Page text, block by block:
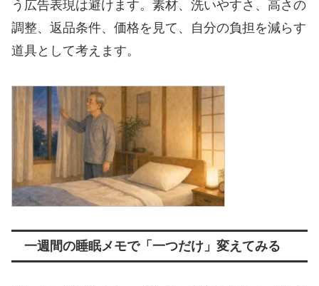
う広告表現は避けます。素材、洗いやすさ、高さの
調整、返品条件、価格を見て、自分の負担を減らす
道具として考えます。
一週間の睡眠メモで「一つだけ」変えてみる